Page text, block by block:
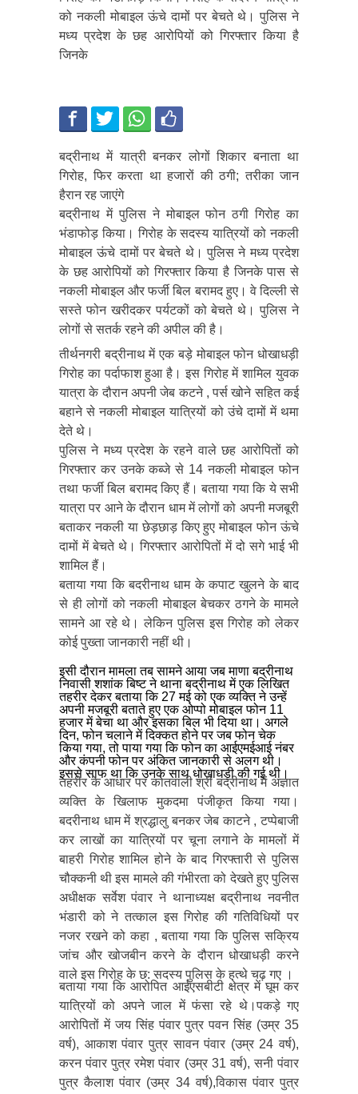
को नकली मोबाइल ऊंचे दामों पर बेचते थे। पुलिस ने
मध्य प्रदेश के छह आरोपियों को गिरफ्तार किया है
जिनके
बद्रीनाथ में यात्री बनकर लोगों शिकार बनाता था
गिरोह, फि‍र करता था हजारों की ठगी; तरीका जान
हैरान रह जाएंगे
बद्रीनाथ में पुलिस ने मोबाइल फोन ठगी गिरोह का
भंडाफोड़ किया। गिरोह के सदस्य यात्रियों को नकली
मोबाइल ऊंचे दामों पर बेचते थे। पुलिस ने मध्य प्रदेश
के छह आरोपियों को गिरफ्तार किया है जिनके पास से
नकली मोबाइल और फर्जी बिल बरामद हुए। वे दिल्ली से
सस्ते फोन खरीदकर पर्यटकों को बेचते थे। पुलिस ने
लोगों से सतर्क रहने की अपील की है।
तीर्थनगरी बद्रीनाथ में एक बड़े मोबाइल फोन धोखाधड़ी
गिरोह का पर्दाफाश हुआ है। इस गिरोह में शामिल युवक
यात्रा के दौरान अपनी जेब कटने , पर्स खोने सहित कई
बहाने से नकली मोबाइल यात्रियों को उंचे दामों में थमा
देते थे।
पुलिस ने मध्य प्रदेश के रहने वाले छह आरोपितों को
गिरफ्तार कर उनके कब्जे से 14 नकली मोबाइल फोन
तथा फर्जी बिल बरामद किए हैं। बताया गया कि ये सभी
यात्रा पर आने के दौरान धाम में लोगों को अपनी मजबूरी
बताकर नकली या छेड़छाड़ किए हुए मोबाइल फोन ऊंचे
दामों में बेचते थे। गिरफ्तार आरोपितों में दो सगे भाई भी
शामिल हैं।
बताया गया कि बदरीनाथ धाम के कपाट खुलने के बाद
से ही लोगों को नकली मोबाइल बेचकर ठगने के मामले
सामने आ रहे थे। लेकिन पुलिस इस गिरोह को लेकर
कोई पुख्ता जानकारी नहीं थी।
इसी दौरान मामला तब सामने आया जब माणा बद्रीनाथ
निवासी शशांक बिष्ट ने थाना बद्रीनाथ में एक लिखित
तहरीर देकर बताया कि 27 मई को एक व्यक्ति ने उन्हें
अपनी मजबूरी बताते हुए एक ओप्पो मोबाइल फोन 11
हजार में बेचा था और इसका बिल भी दिया था। अगले
दिन, फोन चलाने में दिक्कत होने पर जब फोन चेक
किया गया, तो पाया गया कि फोन का आईएमईआई नंबर
और कंपनी फोन पर अंकित जानकारी से अलग थी।
इससे साफ था कि उनके साथ धोखाधड़ी की गई थी।
तहरीर के आधार पर कोतवाली श्री बद्रीनाथ में अज्ञात
व्यक्ति के खिलाफ मुकदमा पंजीकृत किया गया।
बदरीनाथ धाम में श्रद्धालु बनकर जेब काटने , टप्पेबाजी
कर लाखों का यात्रियों पर चूना लगाने के मामलों में
बाहरी गिरोह शामिल होने के बाद गिरफ्तारी से पुलिस
चौक्कनी थी इस मामले की गंभीरता को देखते हुए पुलिस
अधीक्षक सर्वेश पंवार ने थानाध्यक्ष बद्रीनाथ नवनीत
भंडारी को ने तत्काल इस गिरोह की गतिविधियों पर
नजर रखने को कहा , बताया गया कि पुलिस सक्रिय
जांच और खोजबीन करने के दौरान धोखाधड़ी करने
वाले इस गिरोह के छ: सदस्य पुलिस के हत्थे चढ़ गए ।
बताया गया कि आरोपित आईएसबीटी क्षेत्र में घूम कर
यात्रियों को अपने जाल में फंसा रहे थे।पकड़े गए
आरोपितों में जय सिंह पंवार पुत्र पवन सिंह (उम्र 35
वर्ष), आकाश पंवार पुत्र सावन पंवार (उम्र 24 वर्ष),
करन पंवार पुत्र रमेश पंवार (उम्र 31 वर्ष), सनी पंवार
पुत्र कैलाश पंवार (उम्र 34 वर्ष),विकास पंवार पुत्र